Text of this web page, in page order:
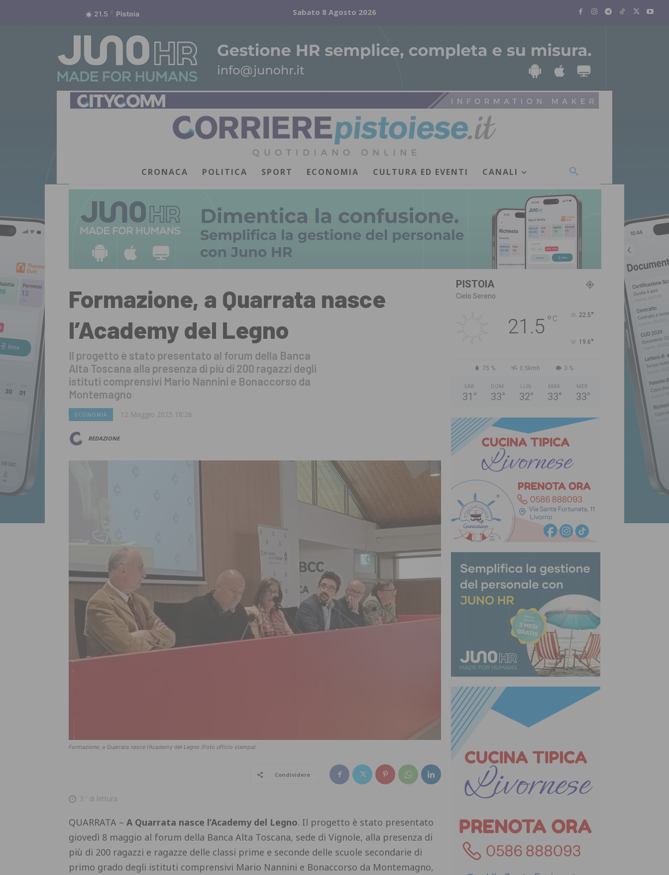
21.5 C Pistoia Sabato 8 Agosto 2026
CRONACA POLITICA SPORT ECONOMIA CULTURA ED EVENTI CANALI
Formazione, a Quarrata nasce
l’Academy del Legno
Il progetto è stato presentato al forum della Banca
Alta Toscana alla presenza di più di 200 ragazzi degli
istituti comprensivi Mario Nannini e Bonaccorso da
Montemagno
ECONOMIA 12 Maggio 2025 18:26
REDAZIONE
Formazione, a Quarrata nasce l’Academy del Legno (Foto ufficio stampa)
Condividere
3 ' di lettura
QUARRATA – A Quarrata nasce l’Academy del Legno. Il progetto è stato presentato
giovedì 8 maggio al forum della Banca Alta Toscana, sede di Vignole, alla presenza di
più di 200 ragazzi e ragazze delle classi prime e seconde delle scuole secondarie di
primo grado degli istituti comprensivi Mario Nannini e Bonaccorso da Montemagno,
PISTOIA
Cielo Sereno
21.5° C 22.5°
19.6°
75 % 0.5kmh 3 %
SAB
31 °
DOM
33°
LUN
32°
MAR
33°
MER
33°